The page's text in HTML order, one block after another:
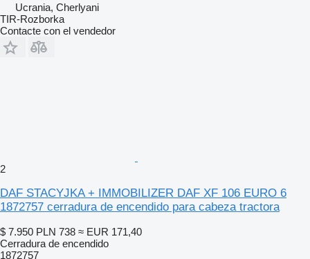
Ucrania, Cherlyani
TIR-Rozborka
Contacte con el vendedor
2
DAF STACYJKA + IMMOBILIZER DAF XF 106 EURO 6
1872757 cerradura de encendido para cabeza tractora
$ 7.950 PLN 738 ≈ EUR 171,40
Cerradura de encendido
1872757